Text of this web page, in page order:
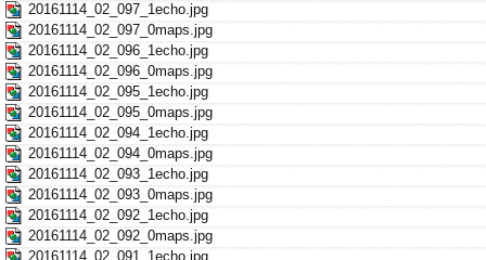
20161114_02_097_1echo.jpg
20161114_02_097_0maps.jpg
20161114_02_096_1echo.jpg
20161114_02_096_0maps.jpg
20161114_02_095_1echo.jpg
20161114_02_095_0maps.jpg
20161114_02_094_1echo.jpg
20161114_02_094_0maps.jpg
20161114_02_093_1echo.jpg
20161114_02_093_0maps.jpg
20161114_02_092_1echo.jpg
20161114_02_092_0maps.jpg
20161114_02_091_1echo.jpg